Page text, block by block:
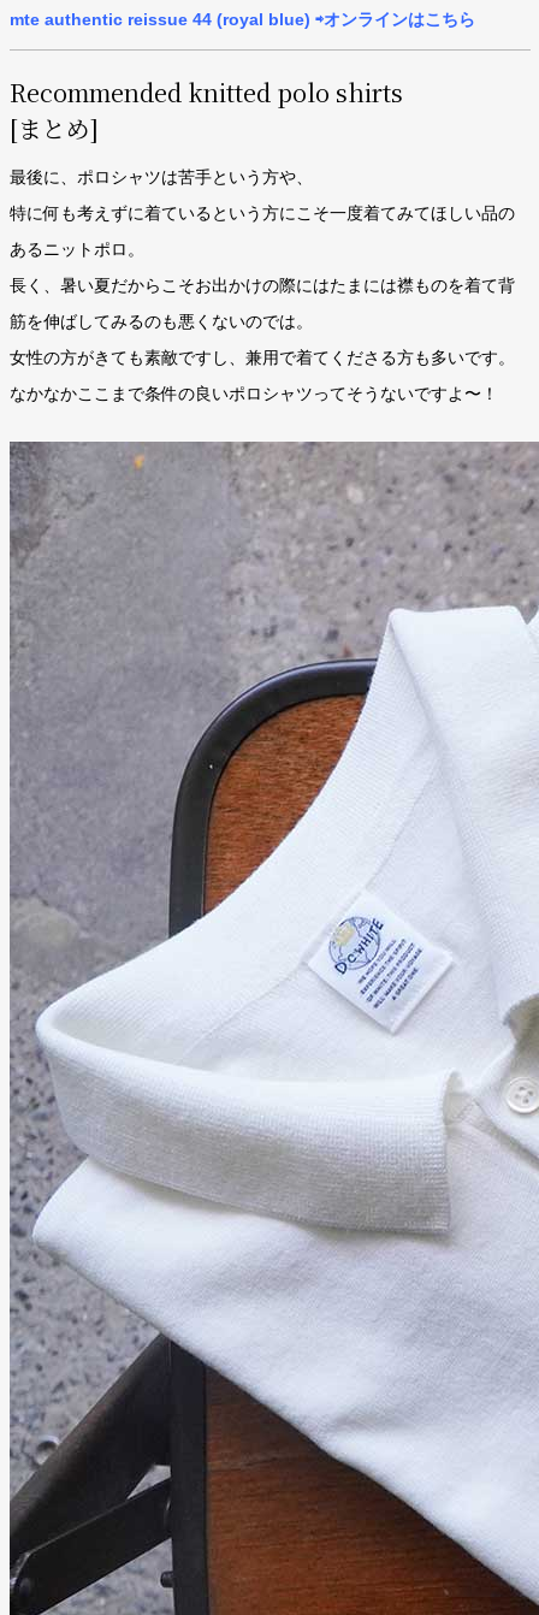
mte authentic reissue 44 (royal blue) ⇨オンラインはこちら
Recommended knitted polo shirts
[まとめ]
最後に、ポロシャツは苦手という方や、
特に何も考えずに着ているという方にこそ一度着てみてほしい品の
あるニットポロ。
長く、暑い夏だからこそお出かけの際にはたまには襟ものを着て背
筋を伸ばしてみるのも悪くないのでは。
女性の方がきても素敵ですし、兼用で着てくださる方も多いです。
なかなかここまで条件の良いポロシャツってそうないですよ〜！